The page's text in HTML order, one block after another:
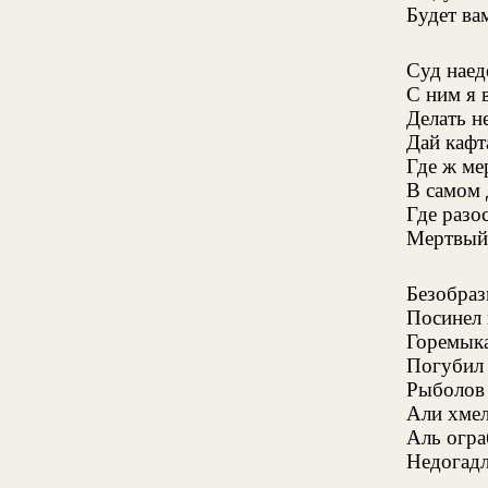
Будет
Суд
С ним я
Делать
Дай
Где ж
В самом
Где
Мертвый
Посинел
Рыболов
Али
Аль